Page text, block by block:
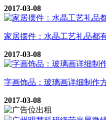
2017-03-08
家居摆件：水晶工艺礼品都
2017-03-08
字画饰品：玻璃画详细制作
2017-03-08